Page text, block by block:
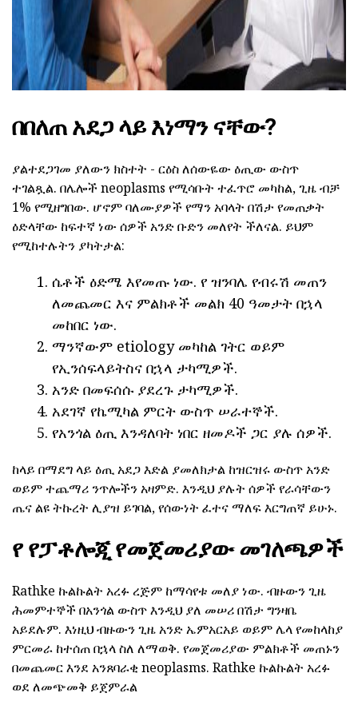
በበለጠ አደጋ ላይ እነማን ናቸው?
ያልተደጋገመ ያለውን ክስተት - ርዕስ ለሰውዬው ዕጢው ውስጥ
ተገልጿል. በሌሎች neoplasms የሚሳቡት ተፈጥሮ መካከል, ጊዜ ብቻ
1% የሚዘግበው. ሆኖም ባለሙያዎች የማን አባላት በሽታ የመጠቃት
ዕድላቸው ከፍተኛ ነው ሰዎች አንድ ቡድን መለየት ችለናል. ይህም
የሚከተሉትን ያካትታል:
ሴቶች ዕድሜ እየመጡ ነው. የ ዝንባሌ የብሩሽ መጠን
ለመጨመር እና ምልክቶች መልክ 40 ዓመታት በኋላ
መከበር ነው.
ማንኛውም etiology መካከል ገትር ወይም
የኢንሰፍላይትስና በኋላ ታካሚዎች.
አንድ በመፍሰሱ ያደረጉ ታካሚዎች.
አደገኛ የኬሚካል ምርት ውስጥ ሠራተኞች.
የአንጎል ዕጢ እንዳለባት ነበር ዘመዶች ጋር ያሉ ሰዎች.
ከላይ በማደግ ላይ ዕጢ አደጋ እድል ያመለክታል ከዝርዝሩ ውስጥ አንድ
ወይም ተጨማሪ ንጥሎችን አዛምድ. እንዲህ ያሉት ሰዎች የራሳቸውን
ጤና ልዩ ትኩረት ሊያዝ ይገባል, የሰውነት ፈተና ማለፍ እርግጠኛ ይሁኑ.
የ የፓቶሎጂ የመጀመሪያው መገለጫዎች
Rathke ኩልኩልት አረፉ ረጅም ከማሳየቱ መለያ ነው. ብዙውን ጊዜ
ሕመምተኞች በአንጎል ውስጥ እንዲህ ያለ መሠሪ በሽታ ግንዛቤ
አይደሉም. እነዚህ ብዙውን ጊዜ አንድ ኤምአርአይ ወይም ሌላ የመከላከያ
ምርመራ ከተሰጠ በኋላ ስለ ለማወቅ. የመጀመሪያው ምልክቶች መጠኑን
በመጨመር እንደ አንጸባራቂ neoplasms. Rathke ኩልኩልት አረፉ
ወደ ለመጭመቅ ይጀምራል